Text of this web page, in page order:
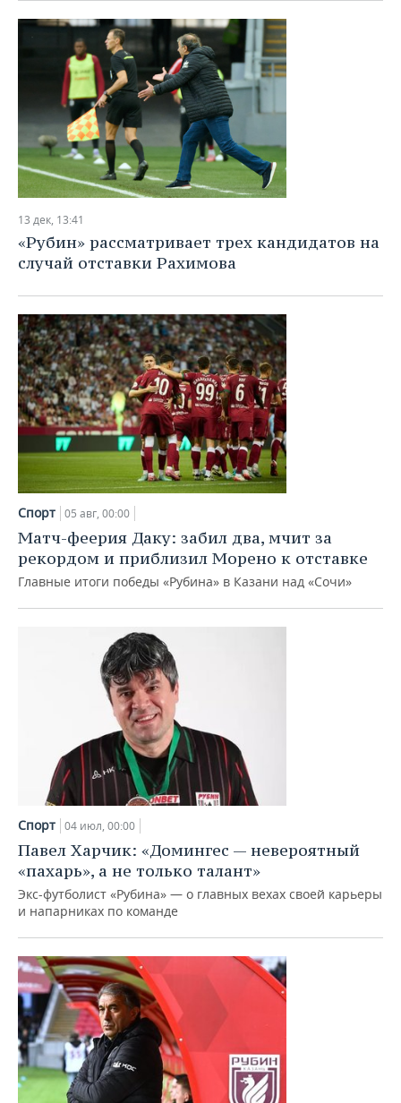
13 дек, 13:41
«Рубин» рассматривает трех кандидатов на
случай отставки Рахимова
Спорт 05 авг, 00:00
Матч-феерия Даку: забил два, мчит за
рекордом и приблизил Морено к отставке
Главные итоги победы «Рубина» в Казани над «Сочи»
Спорт 04 июл, 00:00
Павел Харчик: «Домингес — невероятный
«пахарь», а не только талант»
Экс-футболист «Рубина» — о главных вехах своей карьеры
и напарниках по команде